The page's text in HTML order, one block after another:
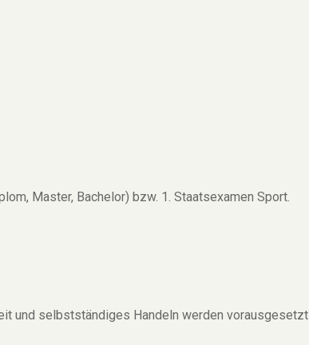
Master, Bachelor) bzw. 1. Staatsexamen Sport.
und selbstständiges Handeln werden vorausgesetzt